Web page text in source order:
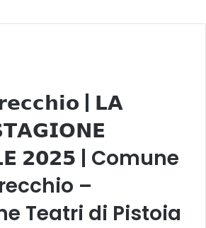
| 𝗟𝗔
𝟮𝟬𝟮𝟱 | Comune
–
Teatri di Pistoia